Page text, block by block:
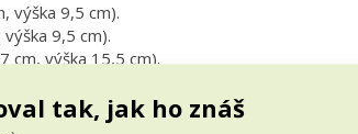
tak, jak ho znáš
výška 9,5 cm).
9,5 cm).
výška 15,5 cm).
36 cm).